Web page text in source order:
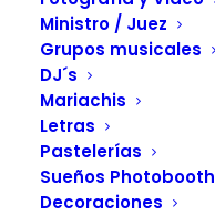
Ministro / Juez
Grupos musicales
DJ´s
Mariachis
Letras
Pastelerías
Sueños Photobooth
Decoraciones